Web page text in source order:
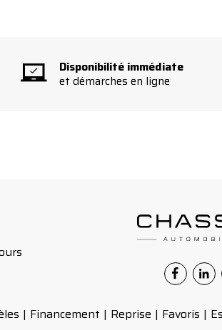
Disponibilité immédiate
et démarches en ligne
Facebook
Financement Reprise Favoris